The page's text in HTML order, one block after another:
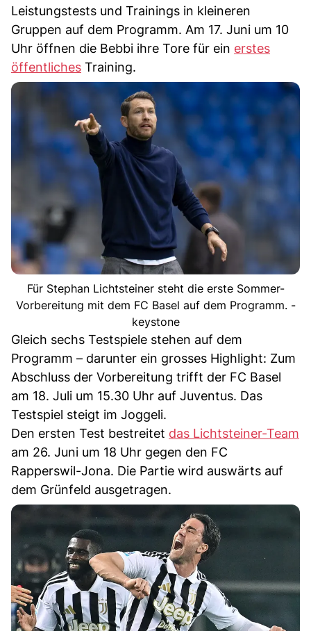
Leistungstests und Trainings in kleineren
Gruppen auf dem Programm. Am 17. Juni um 10
Uhr öffnen die Bebbi ihre Tore für ein erstes
öffentliches Training.
Für Stephan Lichtsteiner steht die erste Sommer-
Vorbereitung mit dem FC Basel auf dem Programm. -
keystone
Gleich sechs Testspiele stehen auf dem
Programm – darunter ein grosses Highlight: Zum
Abschluss der Vorbereitung trifft der FC Basel
am 18. Juli um 15.30 Uhr auf Juventus. Das
Testspiel steigt im Joggeli.
Den ersten Test bestreitet das Lichtsteiner-Team
am 26. Juni um 18 Uhr gegen den FC
Rapperswil-Jona. Die Partie wird auswärts auf
dem Grünfeld ausgetragen.